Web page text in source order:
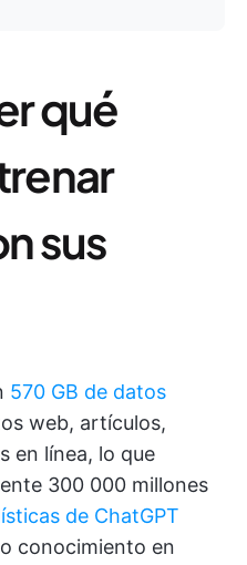
qué
sus
570 GB de datos
web, artículos,
en línea, lo que
300 000 millones
de ChatGPT
conocimiento en